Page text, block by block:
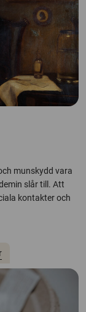
munskydd vara
slår till. Att
kontakter och